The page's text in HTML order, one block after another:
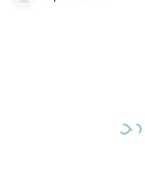
Ознакомьтесь с информацией в каталоге